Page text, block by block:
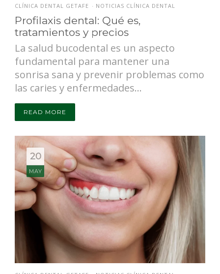
CLÍNICA DENTAL GETAFE • NOTICIAS CLÍNICA DENTAL
Profilaxis dental: Qué es,
tratamientos y precios
La salud bucodental es un aspecto
fundamental para mantener una
sonrisa sana y prevenir problemas como
las caries y enfermedades...
READ MORE
20
MAY